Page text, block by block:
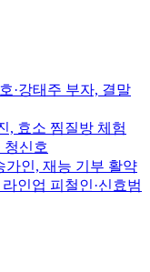
·강태주 부자, 결말
, 효소 찜질방 체험
청신호
가인, 재능 기부 활약
인업 피철인·신효범